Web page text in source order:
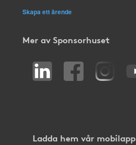
Skapa ett ärende
Mer av Sponsorhuset
Ladda hem vår mobilapp